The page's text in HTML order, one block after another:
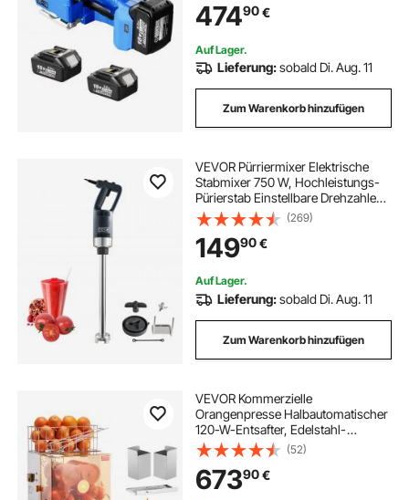
Digitalanzeige, 2 x 5000 mAh
batteriebetriebenes automatisches
Umreifungswerkzeug für
Verpackungskartonpaletten
47490€
Auf Lager.
Lieferung:sobald Di. Aug. 11
Zum Warenkorb hinzufügen
VEVOR Pürriermixer Elektrische
Stabmixer 750 W, Hochleistungs-
Pürierstab Einstellbare Drehzahlen,
Edelstahl Mehrzweck Stabmixer
855 mm Abnehmbarer Rührstab,
inkl. Wandhaken &
Ersatzklingenkopf
(269)
14990€
Auf Lager.
Lieferung:sobald Di. Aug. 11
Zum Warenkorb hinzufügen
VEVOR Kommerzielle
Orangenpresse Halbautomatischer
120-W-Entsafter, Edelstahl-
Orangenpresse für 20 Orangen pro
Minute, mit Wasserhahn & PC-
Abdeckung Gewerbliche
Zitruspresse Saftpresse Elektrisch
(52)
67390€